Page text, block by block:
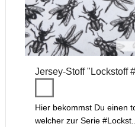
Jersey-Stoff "Lockstoff
Hier bekommst Du einen
welcher zur Serie